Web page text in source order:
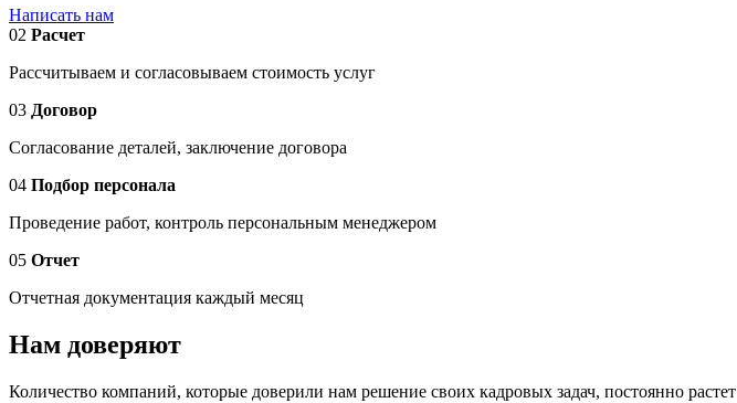
Написать нам
02 Расчет
Рассчитываем и согласовываем стоимость услуг
03 Договор
Согласование деталей, заключение договора
04 Подбор персонала
Проведение работ, контроль персональным менеджером
05 Отчет
Отчетная документация каждый месяц
Нам доверяют
Количество компаний, которые доверили нам решение своих кадровых задач, постоянно растет